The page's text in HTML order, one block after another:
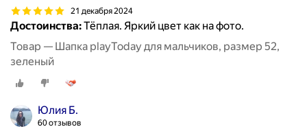
21 декабря 2024
Достоинства:Тёплая. Яркий цвет как на фото.
Товар — Шапка playToday для мальчиков, размер 52,
зеленый
Юлия Б.
60 отзывов